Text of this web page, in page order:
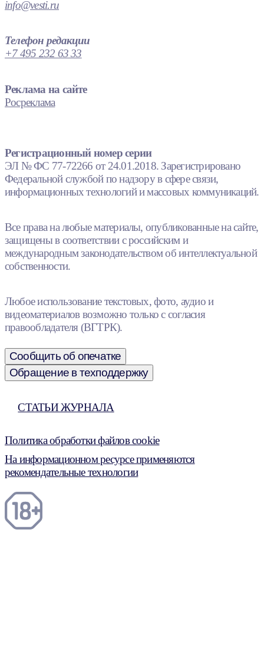
info@vesti.ru
Телефон редакции
+7 495 232 63 33
Реклама на сайте
Росреклама
Регистрационный номер серии
ЭЛ № ФС 77-72266 от 24.01.2018. Зарегистрировано
Федеральной службой по надзору в сфере связи,
информационных технологий и массовых коммуникаций.
Все права на любые материалы, опубликованные на сайте,
защищены в соответствии с российским и
международным законодательством об интеллектуальной
собственности.
Любое использование текстовых, фото, аудио и
видеоматериалов возможно только с согласия
правообладателя (ВГТРК).
Сообщить об опечатке
Обращение в техподдержку
СТАТЬИ ЖУРНАЛА
Политика обработки файлов cookie
На информационном ресурсе применяются
рекомендательные технологии